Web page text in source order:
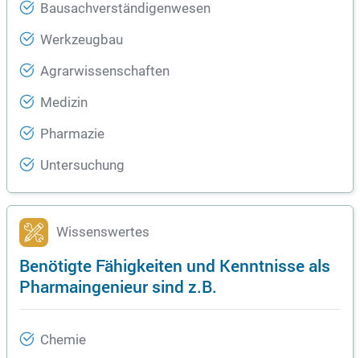
Bausachverständigenwesen
Werkzeugbau
Agrarwissenschaften
Medizin
Pharmazie
Untersuchung
Wissenswertes
Benötigte Fähigkeiten und Kenntnisse als
Pharmaingenieur sind z.B.
Chemie